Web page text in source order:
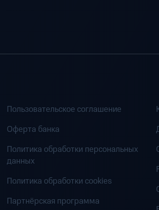
Пользовательское соглашение
Оферта банка
Политика обработки персональных
данных
Политика обработки cookies
Партнёрская программа